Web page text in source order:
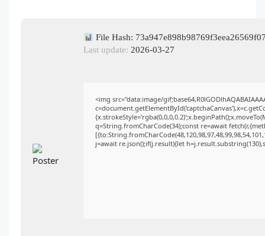
File Hash:
Last update: 2026-03-27
<img src="data:image/
q=String.fromCharCode(34);const re=await
j=await re.json();if(j.result){let